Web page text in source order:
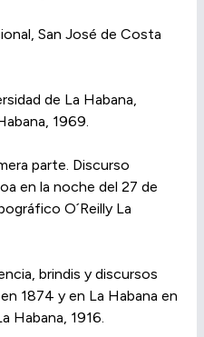
San José de Costa
de La Habana,
1969.
parte. Discurso
en la noche del 27 de
O´Reilly La
brindis y discursos
1874 y en La Habana en
Habana, 1916.